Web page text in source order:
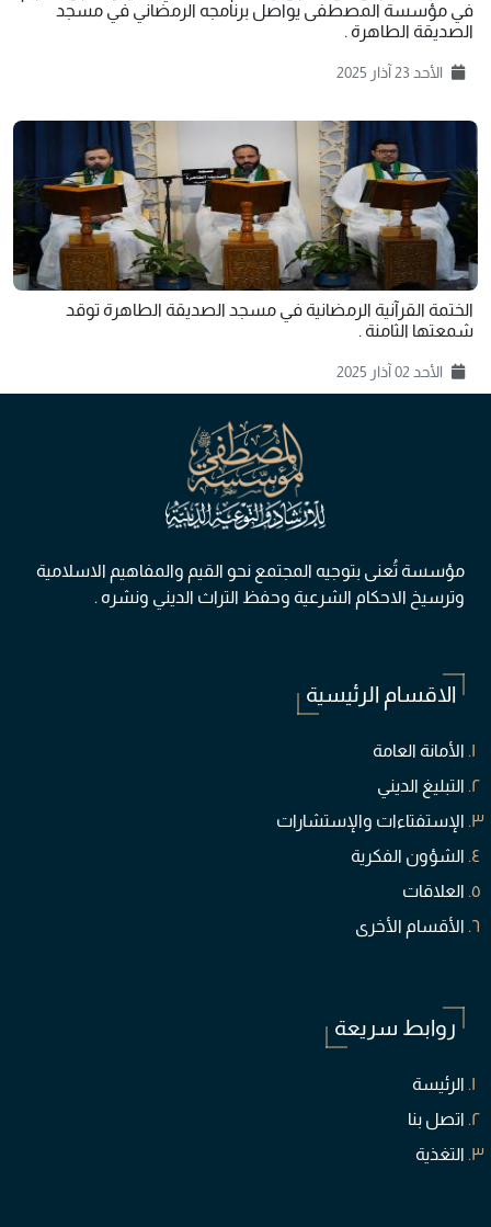
في مؤسسة المصطفی يواصل برنامجه الرمضاني في مسجد
الصديقة الطاهرة .
الأحد 23 آذار 2025
الختمة القرآنية الرمضانية في مسجد الصديقة الطاهرة توقد
شمعتها الثامنة .
الأحد 02 آذار 2025
مؤسسة تُعنی بتوجيه المجتمع نحو القيم والمفاهيم الاسلامية
وترسيخ الاحكام الشرعية وحفظ التراث الديني ونشره .
الاقسام الرئيسية
الأمانة العامة
التبليغ الديني
الإستفتاءات والإستشارات
الشؤون الفكرية
العلاقات
الأقسام الأخرى
روابط سريعة
الرئيسة
اتصل بنا
التغذية